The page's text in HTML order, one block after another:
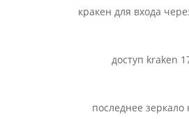
кракен для входа
доступ kraken
последнее зеркало